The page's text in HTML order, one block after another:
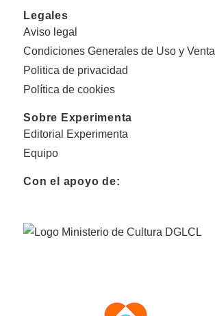
Legales
Aviso legal
Condiciones Generales de Uso y Venta
Politica de privacidad
Política de cookies
Sobre Experimenta
Editorial Experimenta
Equipo
Con el apoyo de: